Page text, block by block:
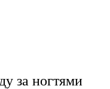
за ногтями